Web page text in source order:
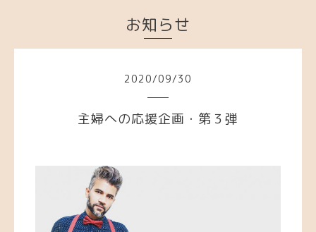
お知らせ
2020/09/30
主婦への応援企画・第３弾